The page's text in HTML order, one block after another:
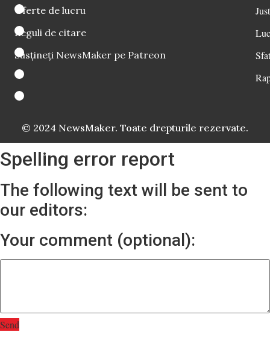
Oferte de lucru
Reguli de citare
Susțineți NewsMaker pe Patreon
© 2024 NewsMaker. Toate drepturile rezervate.
Spelling error report
The following text will be sent to
our editors:
Your comment (optional):
Send